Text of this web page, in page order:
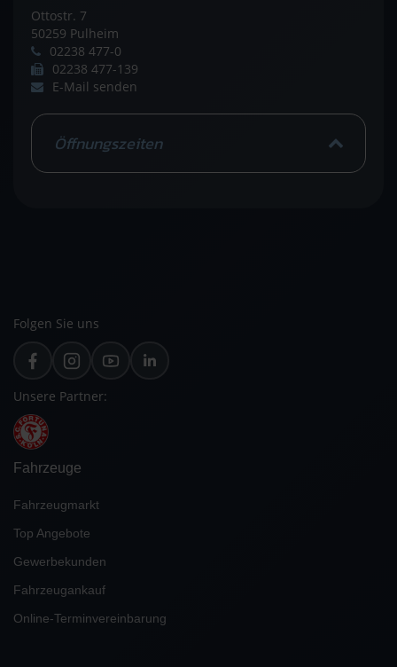
Ottostr. 7
50259 Pulheim
02238 477-0
02238 477-139
E-Mail senden
Öffnungszeiten
Folgen Sie uns
Unsere Partner:
Fahrzeuge
Fahrzeugmarkt
Top Angebote
Gewerbekunden
Fahrzeugankauf
Online-Terminvereinbarung